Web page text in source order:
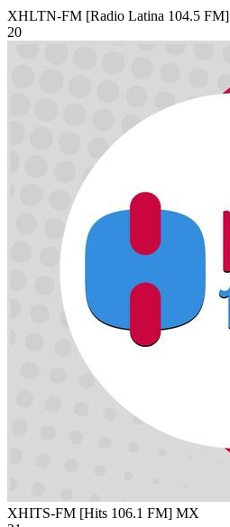
XHLTN-FM [Radio Latina 104.5 FM]
20
XHITS-FM [Hits 106.1 FM] MX